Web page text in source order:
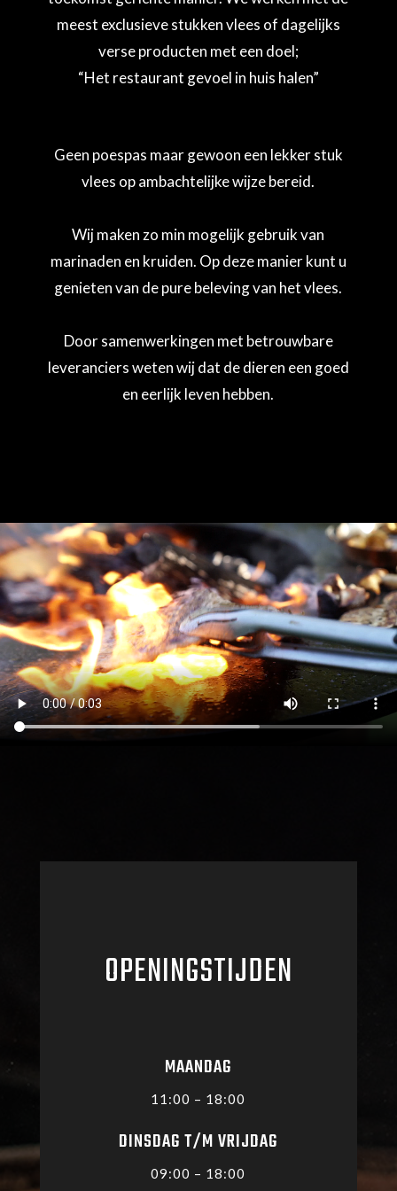
meest exclusieve stukken vlees of dagelijks
verse producten met een doel;
“Het restaurant gevoel in huis halen”
Geen poespas maar gewoon een lekker stuk
vlees op ambachtelijke wijze bereid.
Wij maken zo min mogelijk gebruik van
marinaden en kruiden. Op deze manier kunt u
genieten van de pure beleving van het vlees.
Door samenwerkingen met betrouwbare
leveranciers weten wij dat de dieren een goed
en eerlijk leven hebben.
OPENINGSTIJDEN
MAANDAG
11:00 – 18:00
DINSDAG T/M VRIJDAG
09:00 – 18:00